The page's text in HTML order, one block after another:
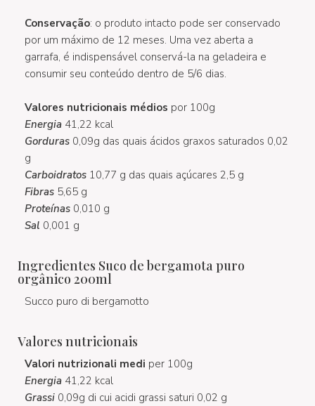
Conservação: o produto intacto pode ser conservado
por um máximo de 12 meses. Uma vez aberta a
garrafa, é indispensável conservá-la na geladeira e
consumir seu conteúdo dentro de 5/6 dias.
Valores nutricionais médios por 100g
Energia 41,22 kcal
Gorduras 0,09g das quais ácidos graxos saturados 0,02
g
Carboidratos 10,77 g das quais açúcares 2,5 g
Fibras 5,65 g
Proteínas 0,010 g
Sal 0,001 g
Ingredientes Suco de bergamota puro
orgânico 200ml
Succo puro di bergamotto
Valores nutricionais
Valori nutrizionali medi per 100g
Energia 41,22 kcal
Grassi 0,09g di cui acidi grassi saturi 0,02 g